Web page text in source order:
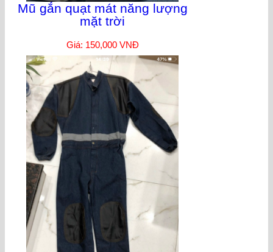
Mũ gắn quạt mát năng lượng
mặt trời
Giá: 150,000 VNĐ